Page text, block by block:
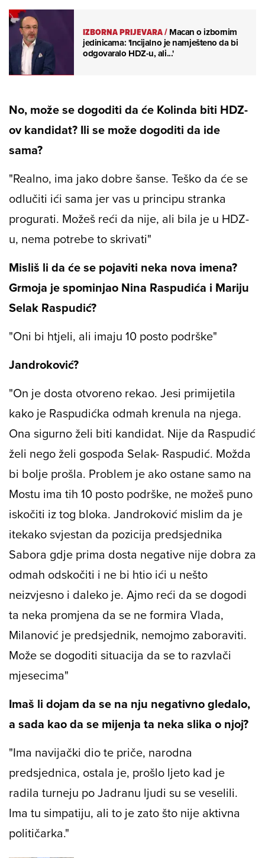
IZBORNA PRIJEVARA/Macan o izbornim
jedinicama: 'Incijalno je namješteno da bi
odgovaralo HDZ-u, ali...'
No, može se dogoditi da će Kolinda biti HDZ-
ov kandidat? Ili se može dogoditi da ide
sama?
"Realno, ima jako dobre šanse. Teško da će se
odlučiti ići sama jer vas u principu stranka
progurati. Možeš reći da nije, ali bila je u HDZ-
u, nema potrebe to skrivati"
Misliš li da će se pojaviti neka nova imena?
Grmoja je spominjao Nina Raspudića i Mariju
Selak Raspudić?
"Oni bi htjeli, ali imaju 10 posto podrške"
Jandroković?
"On je dosta otvoreno rekao. Jesi primijetila
kako je Raspudićka odmah krenula na njega.
Ona sigurno želi biti kandidat. Nije da Raspudić
želi nego želi gospođa Selak- Raspudić. Možda
bi bolje prošla. Problem je ako ostane samo na
Mostu ima tih 10 posto podrške, ne možeš puno
iskočiti iz tog bloka. Jandroković mislim da je
itekako svjestan da pozicija predsjednika
Sabora gdje prima dosta negative nije dobra za
odmah odskočiti i ne bi htio ići u nešto
neizvjesno i daleko je. Ajmo reći da se dogodi
ta neka promjena da se ne formira Vlada,
Milanović je predsjednik, nemojmo zaboraviti.
Može se dogoditi situacija da se to razvlači
mjesecima"
Imaš li dojam da se na nju negativno gledalo,
a sada kao da se mijenja ta neka slika o njoj?
"Ima navijački dio te priče, narodna
predsjednica, ostala je, prošlo ljeto kad je
radila turneju po Jadranu ljudi su se veselili.
Ima tu simpatiju, ali to je zato što nije aktivna
političarka."